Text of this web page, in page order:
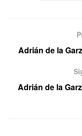
Adrián de la
Adrián de la